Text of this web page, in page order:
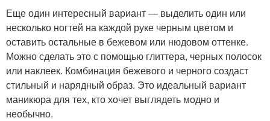
Еще один интересный вариант — выделить один или
несколько ногтей на каждой руке черным цветом и
оставить остальные в бежевом или нюдовом оттенке.
Можно сделать это с помощью глиттера, черных полосок
или наклеек. Комбинация бежевого и черного создаст
стильный и нарядный образ. Это идеальный вариант
маникюра для тех, кто хочет выглядеть модно и
необычно.